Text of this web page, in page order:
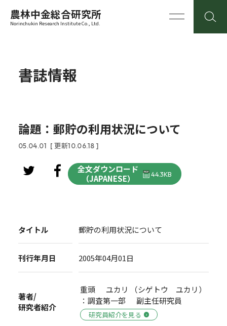
農林中金総合研究所
Norinchukin Research Institute Co., Ltd.
書誌情報
論題：郵貯の利用状況について
05.04.01 [ 更新10.06.18 ]
全文ダウンロード
（JAPANESE）
44.3KB
タイトル 郵貯の利用状況について
刊行年月日 2005年04月01日
著者/
研究者紹介
重頭 ユカリ （シゲトウ ユカリ）
：調査第一部 副主任研究員
研究員紹介を見る